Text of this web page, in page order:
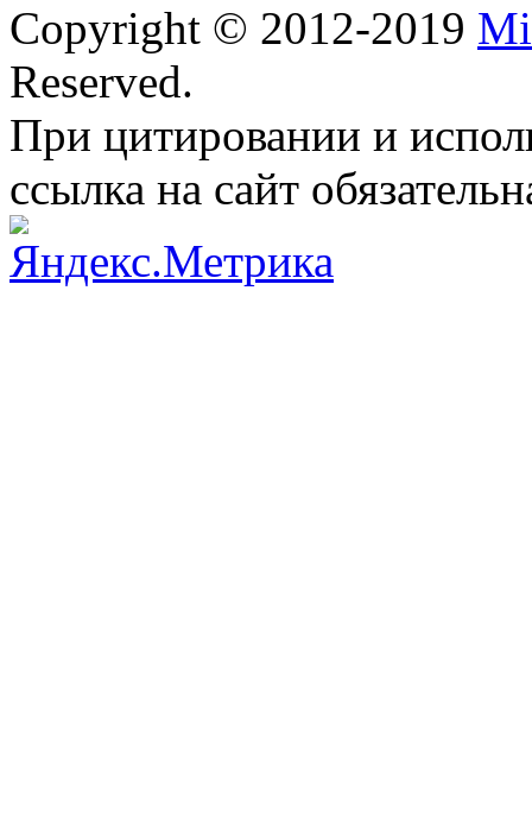
Copyright © 2012-2019
Reserved.
При цитировании и
ссылка на сайт